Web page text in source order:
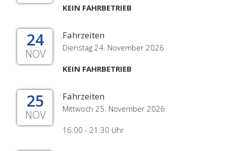
KEIN FAHRBETRIEB
24
NOV
Fahrzeiten
Dienstag 24. November 2026
KEIN FAHRBETRIEB
25
NOV
Fahrzeiten
Mittwoch 25. November 2026
16:00 - 21:30 Uhr